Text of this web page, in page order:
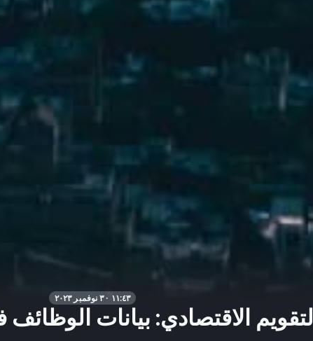
١١:٤٣ · ٣ نوفمبر ٢٠٢٣
التقويم الاقتصادي: بيانات